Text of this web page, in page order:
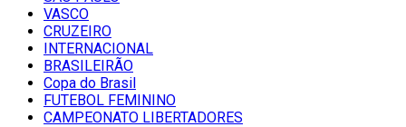
VASCO
CRUZEIRO
INTERNACIONAL
BRASILEIRÃO
Copa do Brasil
FUTEBOL FEMININO
CAMPEONATO LIBERTADORES